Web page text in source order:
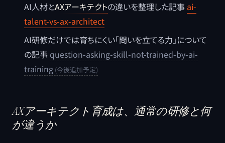
AI人材とAXアーキテクトの違いを整理した記事 ai-
talent-vs-ax-architect
AI研修だけでは育ちにくい「問いを立てる力」について
の記事 question-asking-skill-not-trained-by-ai-
training
AXアーキテクト育成は、通常の研修と何
が違うか